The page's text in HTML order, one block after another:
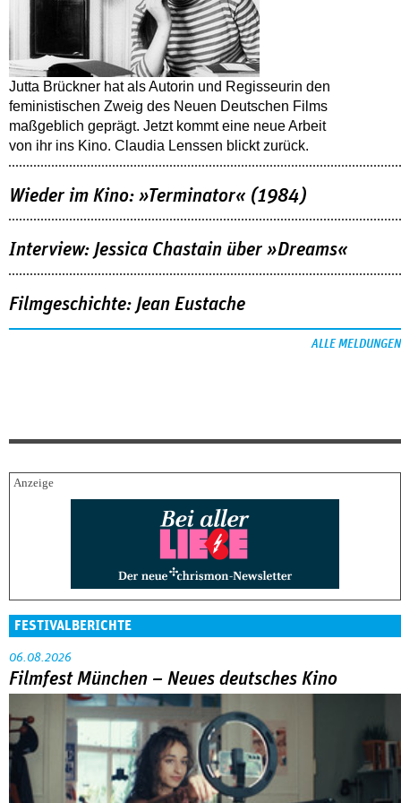
Jutta Brückner hat als Autorin und Regisseurin den
feministischen Zweig des Neuen Deutschen Films
maßgeblich geprägt. Jetzt kommt eine neue Arbeit
von ihr ins Kino. Claudia Lenssen blickt zurück.
Wieder im Kino: »Terminator« (1984)
Interview: Jessica Chastain über »Dreams«
Filmgeschichte: Jean Eustache
ALLE MELDUNGEN
FESTIVALBERICHTE
06.08.2026
Filmfest München – Neues deutsches Kino